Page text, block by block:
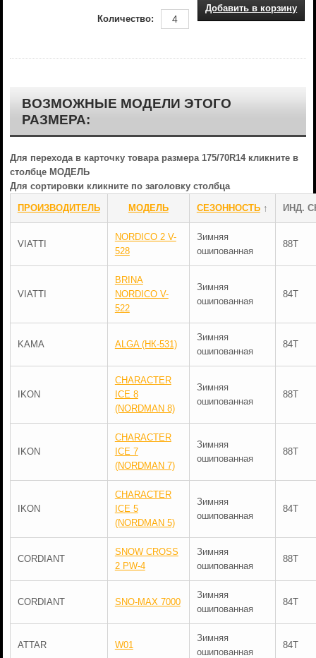
Добавить в корзину
Количество:
ВОЗМОЖНЫЕ МОДЕЛИ ЭТОГО
РАЗМЕРА:
Для перехода в карточку товара размера 175/70R14 кликните в
столбце МОДЕЛЬ
Для сортировки кликните по заголовку столбца
ПРОИЗВОДИТЕЛЬ МОДЕЛЬ СЕЗОННОСТЬ↑ ИНД.
VIATTI
NORDICO 2 V-
528
Зимняя
ошипованная
88T
VIATTI
BRINA
NORDICO V-
522
Зимняя
ошипованная
84T
KAMA ALGA (НК-531)
Зимняя
ошипованная
84T
IKON
CHARACTER
ICE 8
(NORDMAN 8)
Зимняя
ошипованная
88T
IKON
CHARACTER
ICE 7
(NORDMAN 7)
Зимняя
ошипованная
88T
IKON
CHARACTER
ICE 5
(NORDMAN 5)
Зимняя
ошипованная
84T
CORDIANT
SNOW CROSS
2 PW-4
Зимняя
ошипованная
88T
CORDIANT SNO-MAX 7000
Зимняя
ошипованная
84T
ATTAR W01
Зимняя
ошипованная
84T